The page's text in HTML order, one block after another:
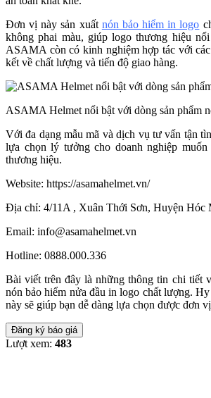
Đơn vị này sản xuất nón bảo hiểm in logo
không phai màu, giúp logo thương hiệu
ASAMA còn có kinh nghiệm hợp tác với
kết về chất lượng và tiến độ giao hàng.
ASAMA Helmet nổi bật với dòng sản phẩm
Với đa dạng mẫu mã và dịch vụ tư vấn tận
lựa chọn lý tưởng cho doanh nghiệp
thương hiệu.
Website: https://asamahelmet.vn/
Địa chỉ: 4/11A , Xuân Thới Sơn, Huyện Hóc
Email: info@asamahelmet.vn
Hotline: 0888.000.336
Bài viết trên đây là những thông tin chi tiết
nón bảo hiểm nửa đầu in logo chất lượng.
này sẽ giúp bạn dễ dàng lựa chọn được đơn
Đăng ký báo giá
Lượt xem: 483